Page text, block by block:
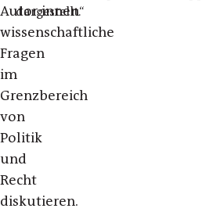
Autor:innen
wissenschaftliche
Fragen
im
Grenzbereich
von
Politik
und
Recht
diskutieren.
dargestellt.“